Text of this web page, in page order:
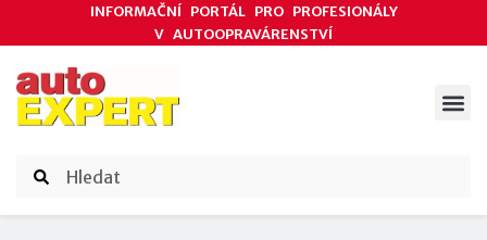
INFORMAČNÍ PORTÁL PRO PROFESIONÁLY
V AUTOOPRAVÁRENSTVÍ